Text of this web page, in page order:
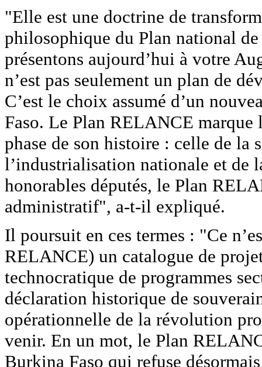
"Elle est une doctrine de
philosophique du Plan national
présentons aujourd’hui à votre
n’est pas seulement un plan de
C’est le choix assumé d’un
Faso. Le Plan RELANCE marque
phase de son histoire : celle de la
l’industrialisation nationale et de
honorables députés, le Plan
administratif", a-t-il expliqué.
Il poursuit en ces termes : "Ce
RELANCE) un catalogue de
technocratique de programmes
déclaration historique de
opérationnelle de la révolution
venir. En un mot, le Plan
Burkina Faso qui refuse